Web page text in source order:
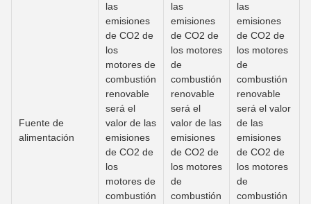
Fuente de
alimentación
las
emisiones
de CO2 de
los
motores de
combustión
renovable
será el
valor de las
emisiones
de CO2 de
los
motores de
combustión
las
emisiones
de CO2 de
los motores
de
combustión
renovable
será el
valor de las
emisiones
de CO2 de
los motores
de
combustión
las
emisiones
de CO2 de
los motores
de
combustión
renovable
será el valor
de las
emisiones
de CO2 de
los motores
de
combustión